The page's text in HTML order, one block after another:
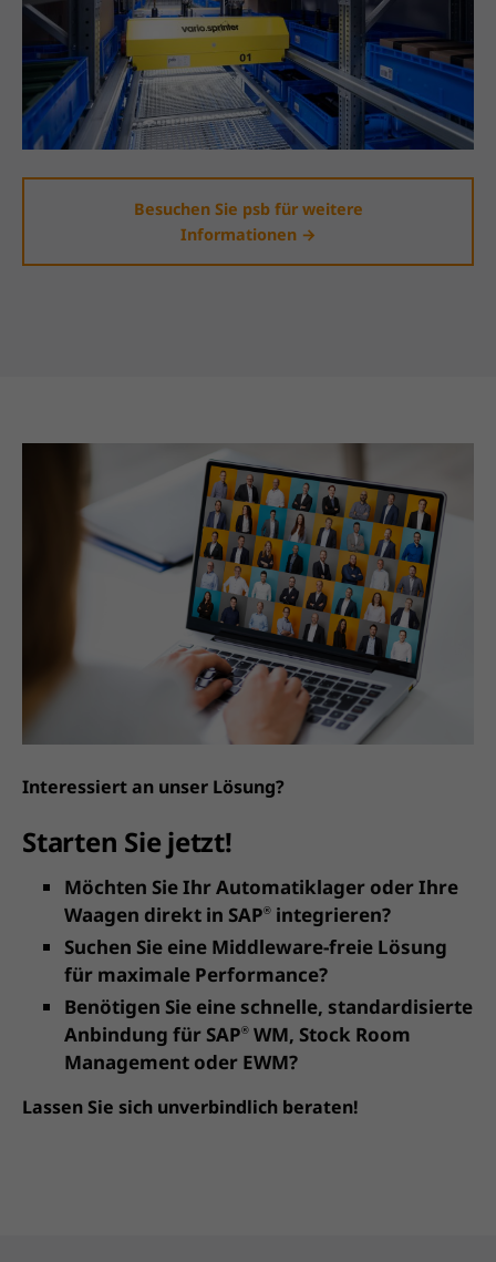
Besuchen Sie psb für weitere
Informationen →
Interessiert an unser Lösung?
Starten Sie jetzt!
Möchten Sie Ihr Automatiklager oder Ihre
Waagen direkt in SAP® integrieren?
Suchen Sie eine Middleware-freie Lösung
für maximale Performance?
Benötigen Sie eine schnelle, standardisierte
Anbindung für SAP® WM, Stock Room
Management oder EWM?
Lassen Sie sich unverbindlich beraten!